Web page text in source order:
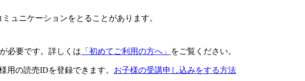
ュニケーションをとることがあります。
必要です。詳しくは 「初めてご利用の方へ」 をご覧ください。
の読売IDを登録できます。 お子様の受講申し込みをする方法